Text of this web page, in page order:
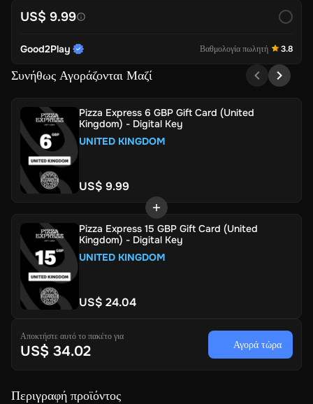
US$ 9.99
Good2Play Βαθμολογία πωλητή 3.8
Συνήθως Αγοράζονται Μαζί
Pizza Express 6 GBP Gift Card (United
Kingdom) - Digital Key
UNITED KINGDOM
US$ 9.99
Pizza Express 15 GBP Gift Card (United
Kingdom) - Digital Key
UNITED KINGDOM
US$ 24.04
Αποκτήστε αυτό το πακέτο για
US$ 34.02 Αγορά τώρα
Περιγραφή προϊόντος